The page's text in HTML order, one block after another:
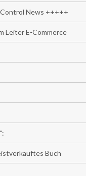
News +++++
Leiter E-Commerce
Buch